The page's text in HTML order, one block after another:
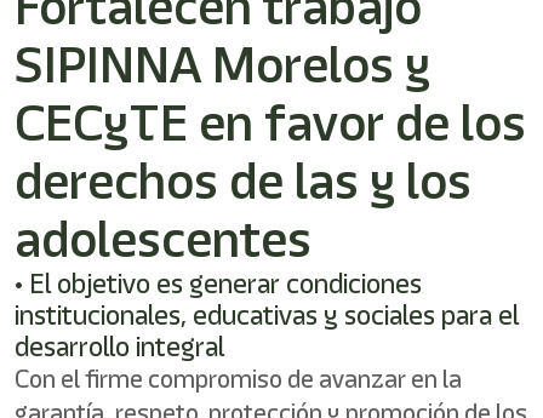
activates
the
screen
help
you
navigate
interact
the
content.
SIPINNA Morelos y
CECyTE en favor de los
derechos de las y los
adolescentes
• El objetivo es generar condiciones
institucionales, educativas y sociales para el
desarrollo integral
Con el firme compromiso de avanzar en la